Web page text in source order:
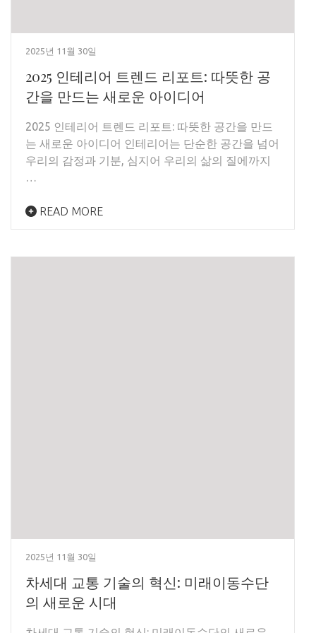
2025년 11월 30일
2025 인테리어 트렌드 리포트: 따뜻한 공
간을 만드는 새로운 아이디어
2025 인테리어 트렌드 리포트: 따뜻한 공간을 만드
는 새로운 아이디어 인테리어는 단순한 공간을 넘어
우리의 감정과 기분, 심지어 우리의 삶의 질에까지
…
READ MORE
2025년 11월 30일
차세대 교통 기술의 혁신: 미래이동수단
의 새로운 시대